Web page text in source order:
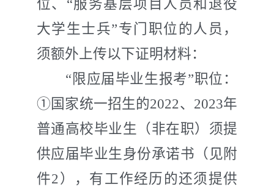
位、“服务基层项目人员和退役
大学生士兵”专门职位的人员，
须额外上传以下证明材料：
“限应届毕业生报考”职位：
①国家统一招生的2022、 2023年
普通高校毕业生 （非在职） 须提
供应届毕业生身份承诺书（见附
件2 ），有工作经历的还须提供